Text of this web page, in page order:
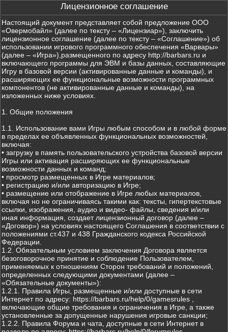
Лицензионное соглашение
Настоящий документ представляет собой предложение ООО
«Овермобайл» (далее по тексту – «Лицензиар»), заключить
лицензионное соглашение (далее по тексту – «Соглашение») об
использовании игрового программного обеспечения «Варвары»
(далее – «Игра»),размещенного по адресу http://barbars.ru и
включающего программы для ЭВМ и базы данных, составляющие
Игру в базовой версии (активированные данные и команды), и
расширяющих ее функциональные возможности программных
компонентов (не активированные данные и команды), на
изложенных ниже условиях.
1. Общие положения
1.1. Использование вами Игры любым способом и в любой форме
в пределах ее объявленных функциональных возможностей,
включая:
• загрузку в память пользовательского устройства базовой версии
Игры или активация расширяющих ее функциональные
возможности данных и команд;
• просмотр размещенных в Игре материалов;
• регистрацию и/или авторизацию в Игре;
• размещение или отображение в Игре любых материалов,
включая но не ограничиваясь такими как: тексты, гипертекстовые
ссылки, изображения, аудио и видео- файлы, сведения и/или
иная информация, создает лицензионный договор (далее –
«Договор») на условиях настоящего Соглашения в соответствии с
положениями ст.437 и 438 Гражданского кодекса Российской
Федерации.
1.2. Обязательным условием заключения Договора является
безоговорочное принятие и соблюдение Пользователем,
применяемых к отношениям Сторон требований и положений,
определенных следующими документами (далее –
«Обязательные документы»):
1.2.1. Правила Игры, размещенные и/или доступные в сети
Интернет по адресу: https://barbars.ru/help/0/gamesrules ,
включающие общие требования и ограничения в Игре, а также
установленные за допущенные нарушения игровые санкции;
1.2.2. Правила Форума и чата, доступные в сети Интернет в